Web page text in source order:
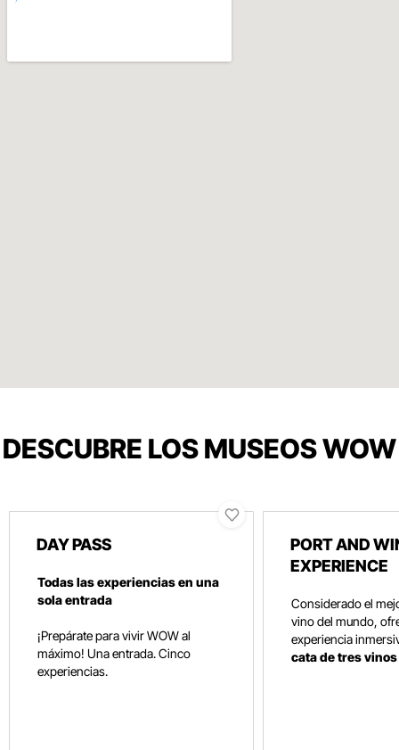
DESCUBRE LOS MUSEOS WOW
DAY PASS
Todas las experiencias en una
sola entrada
¡Prepárate para vivir WOW al
máximo! Una entrada. Cinco
experiencias.
PORT AND
EXPERIENCE
Considerado el
vino del mundo,
experiencia
cata de tres